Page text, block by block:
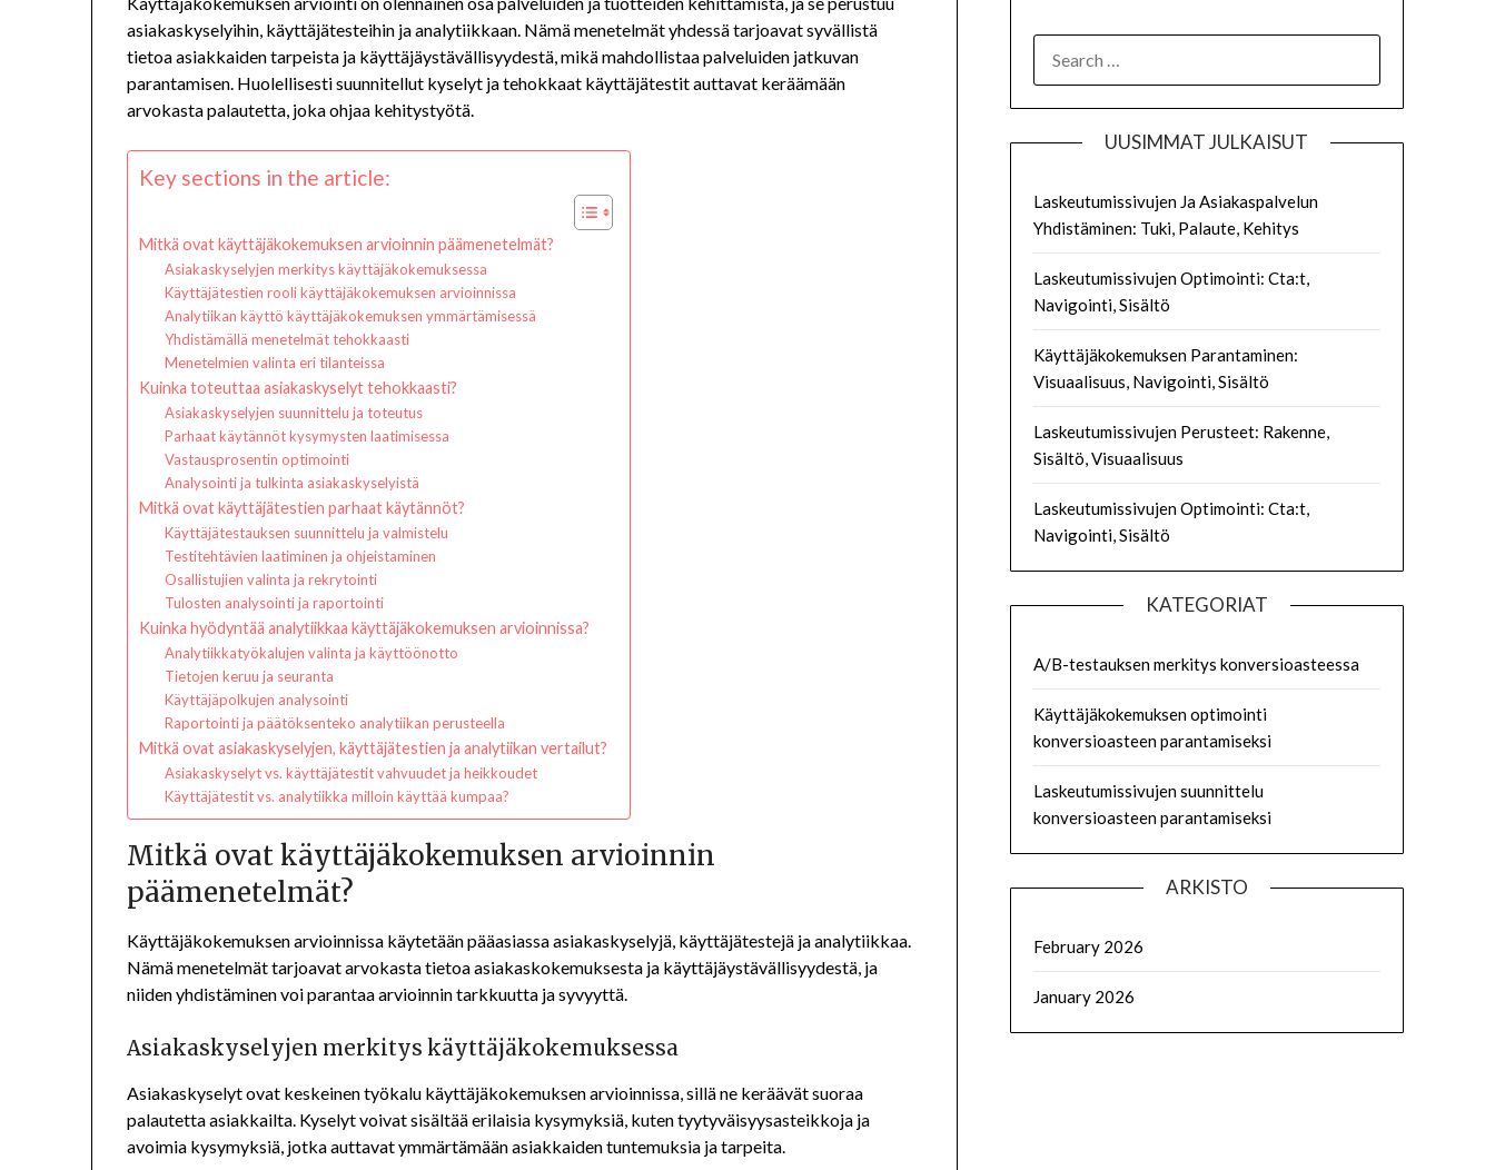
asiakaskyselyihin, käyttäjätesteihin ja analytiikkaan. Nämä menetelmät yhdessä tarjoavat syvällistä
tietoa asiakkaiden tarpeista ja käyttäjäystävällisyydestä, mikä mahdollistaa palveluiden jatkuvan
parantamisen. Huolellisesti suunnitellut kyselyt ja tehokkaat käyttäjätestit auttavat keräämään
arvokasta palautetta, joka ohjaa kehitystyötä.
Key sections in the article:
Mitkä ovat käyttäjäkokemuksen arvioinnin päämenetelmät?
Asiakaskyselyjen merkitys käyttäjäkokemuksessa
Käyttäjätestien rooli käyttäjäkokemuksen arvioinnissa
Analytiikan käyttö käyttäjäkokemuksen ymmärtämisessä
Yhdistämällä menetelmät tehokkaasti
Menetelmien valinta eri tilanteissa
Kuinka toteuttaa asiakaskyselyt tehokkaasti?
Asiakaskyselyjen suunnittelu ja toteutus
Parhaat käytännöt kysymysten laatimisessa
Vastausprosentin optimointi
Analysointi ja tulkinta asiakaskyselyistä
Mitkä ovat käyttäjätestien parhaat käytännöt?
Käyttäjätestauksen suunnittelu ja valmistelu
Testitehtävien laatiminen ja ohjeistaminen
Osallistujien valinta ja rekrytointi
Tulosten analysointi ja raportointi
Kuinka hyödyntää analytiikkaa käyttäjäkokemuksen arvioinnissa?
Analytiikkatyökalujen valinta ja käyttöönotto
Tietojen keruu ja seuranta
Käyttäjäpolkujen analysointi
Raportointi ja päätöksenteko analytiikan perusteella
Mitkä ovat asiakaskyselyjen, käyttäjätestien ja analytiikan vertailut?
Asiakaskyselyt vs. käyttäjätestit vahvuudet ja heikkoudet
Käyttäjätestit vs. analytiikka milloin käyttää kumpaa?
Mitkä ovat käyttäjäkokemuksen arvioinnin
päämenetelmät?
Käyttäjäkokemuksen arvioinnissa käytetään pääasiassa asiakaskyselyjä, käyttäjätestejä ja analytiikkaa.
Nämä menetelmät tarjoavat arvokasta tietoa asiakaskokemuksesta ja käyttäjäystävällisyydestä, ja
niiden yhdistäminen voi parantaa arvioinnin tarkkuutta ja syvyyttä.
Asiakaskyselyjen merkitys käyttäjäkokemuksessa
Asiakaskyselyt ovat keskeinen työkalu käyttäjäkokemuksen arvioinnissa, sillä ne keräävät suoraa
palautetta asiakkailta. Kyselyt voivat sisältää erilaisia kysymyksiä, kuten tyytyväisyysasteikkoja ja
avoimia kysymyksiä, jotka auttavat ymmärtämään asiakkaiden tuntemuksia ja tarpeita.
FOR:
UUSIMMAT JULKAISUT
Laskeutumissivujen Ja Asiakaspalvelun
Yhdistäminen: Tuki, Palaute, Kehitys
Laskeutumissivujen Optimointi: Cta:t,
Navigointi, Sisältö
Käyttäjäkokemuksen Parantaminen:
Visuaalisuus, Navigointi, Sisältö
Laskeutumissivujen Perusteet: Rakenne,
Sisältö, Visuaalisuus
Laskeutumissivujen Optimointi: Cta:t,
Navigointi, Sisältö
KATEGORIAT
A/B-testauksen merkitys konversioasteessa
Käyttäjäkokemuksen optimointi
konversioasteen parantamiseksi
Laskeutumissivujen suunnittelu
konversioasteen parantamiseksi
ARKISTO
February 2026
January 2026